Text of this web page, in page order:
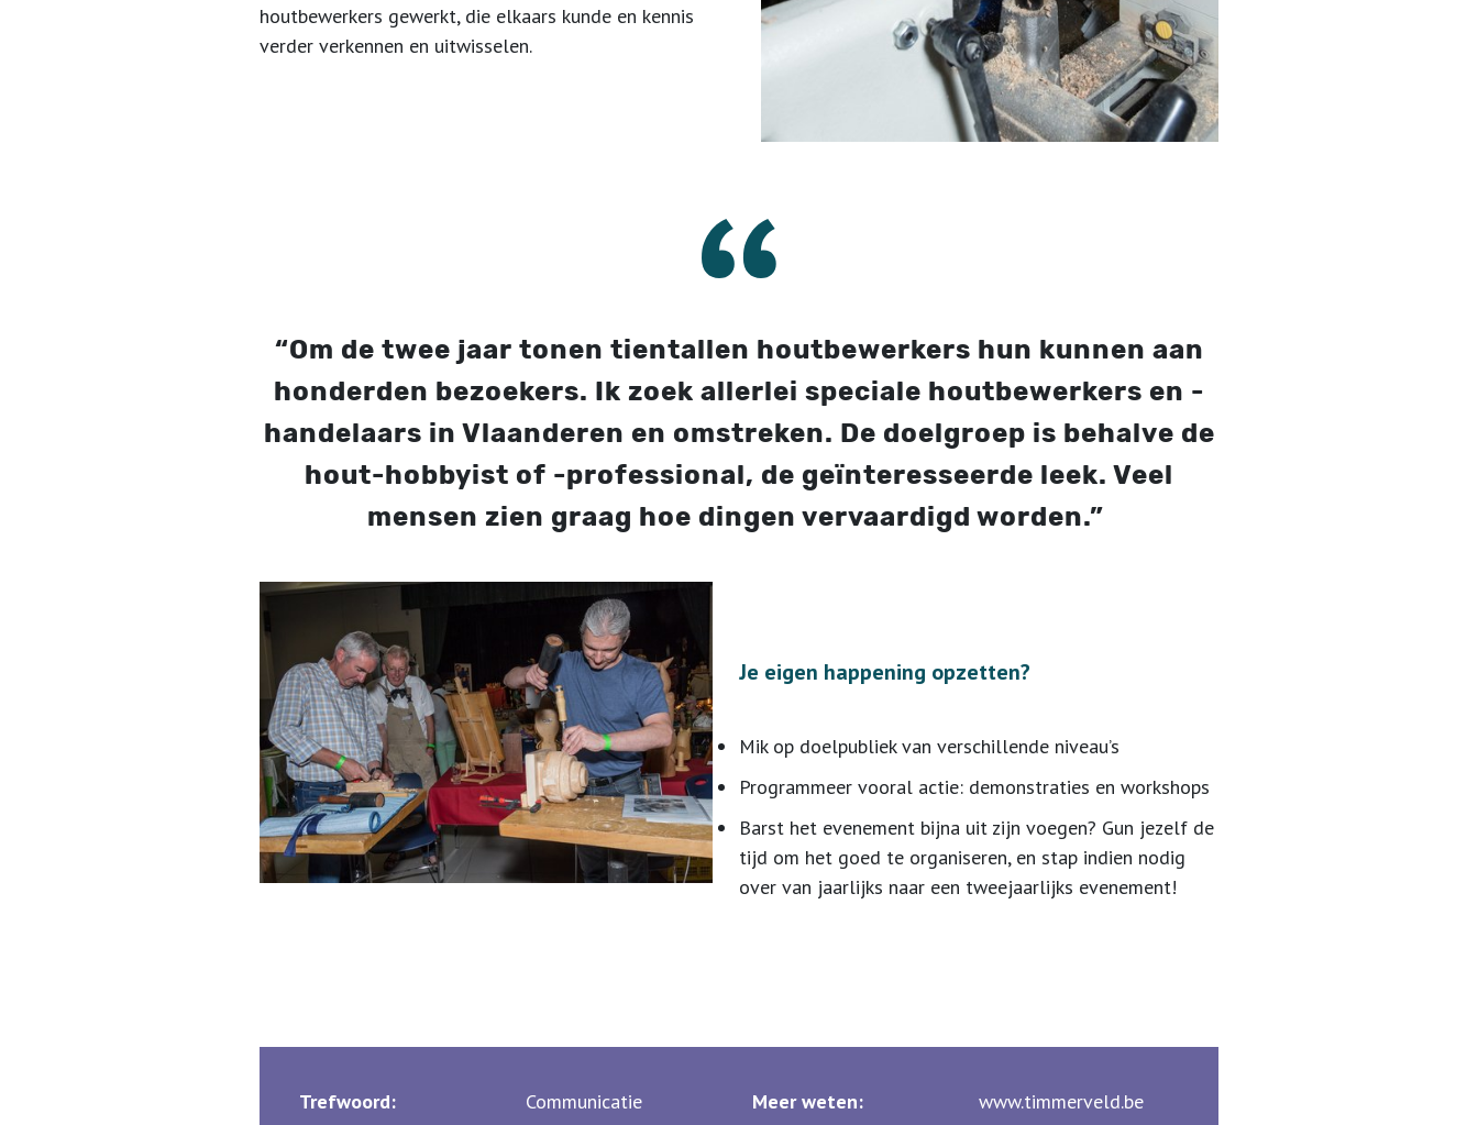
houtbewerkers gewerkt, die elkaars kunde en kennis
verder verkennen en uitwisselen.
“Om de twee jaar tonen tientallen houtbewerkers hun kunnen aan
honderden bezoekers. Ik zoek allerlei speciale houtbewerkers en -
handelaars in Vlaanderen en omstreken. De doelgroep is behalve de
hout-hobbyist of -professional, de geïnteresseerde leek. Veel
mensen zien graag hoe dingen vervaardigd worden.”
Je eigen happening opzetten?
Mik op doelpubliek van verschillende niveau’s
Programmeer vooral actie: demonstraties en workshops
Barst het evenement bijna uit zijn voegen? Gun jezelf de
tijd om het goed te organiseren, en stap indien nodig
over van jaarlijks naar een tweejaarlijks evenement!
Trefwoord:
Communicatie
Meer weten: www.timmerveld.be